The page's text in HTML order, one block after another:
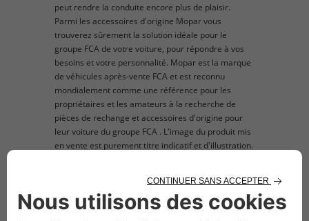
peut rendre la conduite encore plus de plaisir.
Parmi les accessoires d'origine Mopar vous
trouverez sûrement la solution idéale pour le
groupe FCA de votre voiture, pour répondre à vos
besoins et votre personnalité. Mopar est la marque
de véhicules après-vente FCA et est reconnu
mondialement comme une référence pour les
propriétaires et les amateurs à la recherche de
pièces de rechange et accessoires d'origine pour
leur voiture du groupe FCA . L'image du produit mis
en vente est purement titre indicatif et d'illustration.
description technique